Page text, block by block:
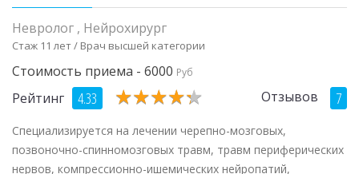
Невролог , Нейрохирург
Стаж 11 лет / Врач высшей категории
Стоимость приема - 6000 Руб
Рейтинг 4.33 ★★★★★
★★★★★ Отзывов 7
Специализируется на лечении черепно-мозговых,
позвоночно-спинномозговых травм, травм периферических
нервов, компрессионно-ишемических нейропатий,